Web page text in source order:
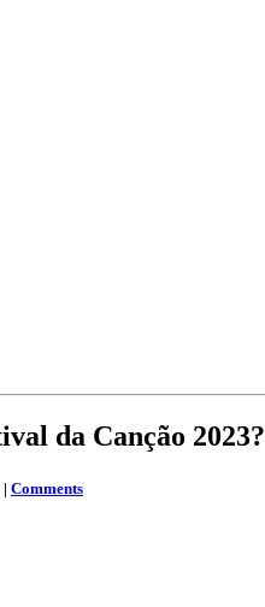
da Canção 2023?
| Comments